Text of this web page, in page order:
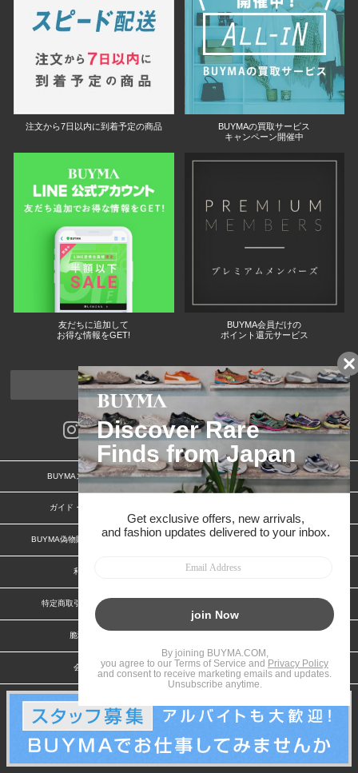
注文から7日以内に到着予定の商品
BUYMAの買取サービス
キャンペーン開催中
友だちに追加して
お得な情報をGET!
BUYMA会員だけの
ポイント還元サービス
ページトップへ
BUYMAスタートガイド 安心への取り組み
ガイド・お問い合わせ
BUYMA偽物販売防止の取り組み BUYMA CARD
利用規約
特定商取引法に関する表記
脆弱性報告
会社案内 スタッフ募集